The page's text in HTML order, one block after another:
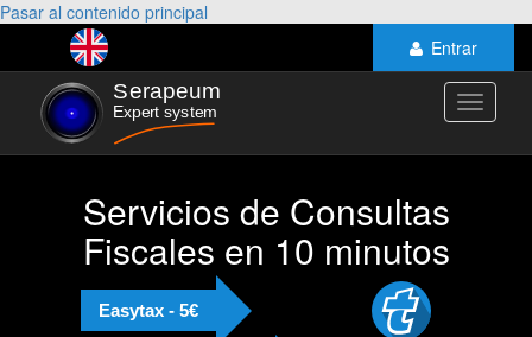
Pasar al contenido principal
Entrar
Toggle
Servicios de Consultas
Fiscales en 10 minutos
Easytax - 5€